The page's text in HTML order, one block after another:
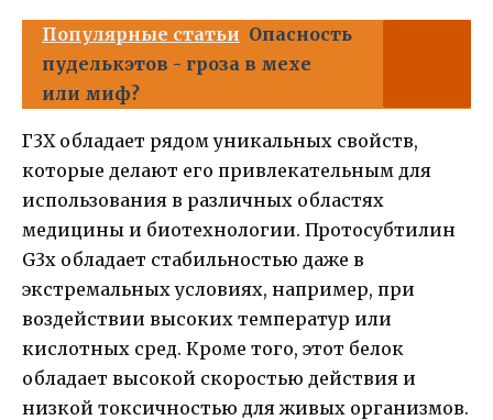
Популярные статьи Опасность
пуделькэтов - гроза в мехе
или миф?
Г3Х обладает рядом уникальных свойств,
которые делают его привлекательным для
использования в различных областях
медицины и биотехнологии. Протосубтилин
G3x обладает стабильностью даже в
экстремальных условиях, например, при
воздействии высоких температур или
кислотных сред. Кроме того, этот белок
обладает высокой скоростью действия и
низкой токсичностью для живых организмов.